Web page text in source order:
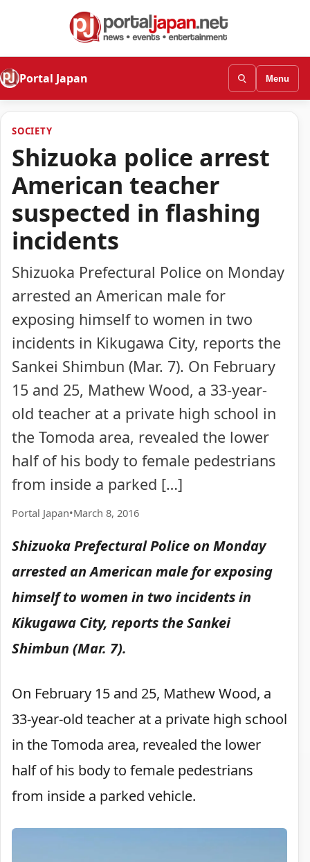
Portal Japan Menu
SOCIETY
Shizuoka police arrest
American teacher
suspected in flashing
incidents
Shizuoka Prefectural Police on Monday
arrested an American male for
exposing himself to women in two
incidents in Kikugawa City, reports the
Sankei Shimbun (Mar. 7). On February
15 and 25, Mathew Wood, a 33-year-
old teacher at a private high school in
the Tomoda area, revealed the lower
half of his body to female pedestrians
from inside a parked […]
Portal Japan•March 8, 2016
Shizuoka Prefectural Police on Monday
arrested an American male for exposing
himself to women in two incidents in
Kikugawa City, reports the Sankei
Shimbun (Mar. 7).
On February 15 and 25, Mathew Wood, a
33-year-old teacher at a private high school
in the Tomoda area, revealed the lower
half of his body to female pedestrians
from inside a parked vehicle.